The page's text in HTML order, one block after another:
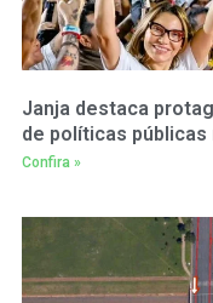
Janja destaca
de políticas públicas
Confira »